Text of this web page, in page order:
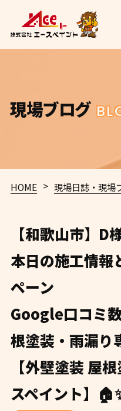
現場ブログ
HOME > 現場日誌・現場
【和歌山市】D
本日の施工情報
ペーン
Google口コミ
根塗装・雨漏り
【外壁塗装 屋
スペイント】